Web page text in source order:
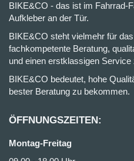
BIKE&CO - das ist im Fahrrad-
Aufkleber an der Tür.
BIKE&CO steht vielmehr für
fachkompetente Beratung,
und einen erstklassigen Service
BIKE&CO bedeutet, hohe
bester Beratung zu bekommen.
ÖFFNUNGSZEITEN:
Montag-Freitag